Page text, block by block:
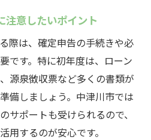
注意したいポイント
際は、確定申告の手続きや必
です。特に初年度は、ローン
源泉徴収票など多くの書類が
備しましょう。中津川市では
サポートも受けられるので、
用するのが安心です。